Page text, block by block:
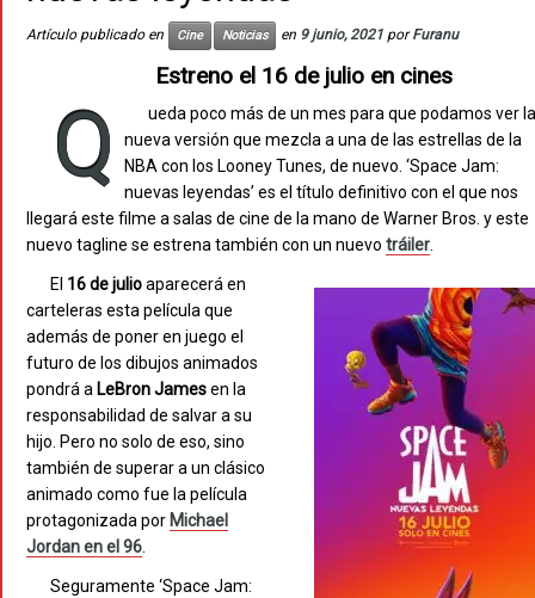
Artículo publicado en Cine Noticias en 9 junio, 2021 porFuranu
Estreno el 16 de julio en cines
Q
ueda poco más de un mes para que podamos ver la
nueva versión que mezcla a una de las estrellas de la
NBA con los Looney Tunes, de nuevo. ‘Space Jam:
nuevas leyendas’ es el título definitivo con el que nos
llegará este filme a salas de cine de la mano de Warner Bros. y este
nuevo tagline se estrena también con un nuevo tráiler.
El 16 de julioaparecerá en
carteleras esta película que
además de poner en juego el
futuro de los dibujos animados
pondrá a LeBron Jamesen la
responsabilidad de salvar a su
hijo. Pero no solo de eso, sino
también de superar a un clásico
animado como fue la película
protagonizada por Michael
Jordan en el 96.
Seguramente ‘Space Jam: